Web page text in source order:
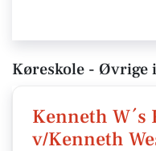
Køreskole - Øvrige
Kenneth W´s
v/Kenneth